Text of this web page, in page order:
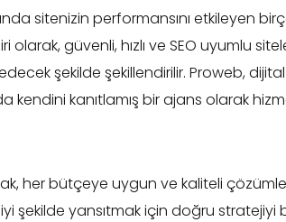
sitenizin performansını etkileyen
güvenli, hızlı ve SEO uyumlu
şekilde şekillendirilir. Proweb,
kendini kanıtlamış bir ajans olarak
her bütçeye uygun ve kaliteli
şekilde yansıtmak için doğru